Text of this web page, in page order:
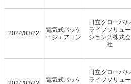
2024/03/22
電気式パッケ
ージエアコン
日立グローバル
ライフソリュー
ションズ株式会
社
電気式パッケ
日立グローバル
ライフソリュー